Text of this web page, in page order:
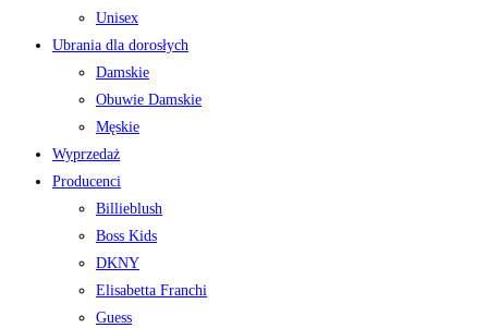
Unisex
Ubrania dla dorosłych
Damskie
Obuwie Damskie
Męskie
Wyprzedaż
Producenci
Billieblush
Boss Kids
DKNY
Elisabetta Franchi
Guess